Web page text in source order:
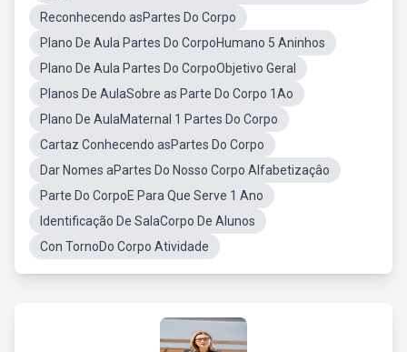
Reconhecendo asPartes Do Corpo
Plano De Aula Partes Do CorpoHumano 5 Aninhos
Plano De Aula Partes Do CorpoObjetivo Geral
Planos De AulaSobre as Parte Do Corpo 1Ao
Plano De AulaMaternal 1 Partes Do Corpo
Cartaz Conhecendo asPartes Do Corpo
Dar Nomes aPartes Do Nosso Corpo Alfabetizaçâo
Parte Do CorpoE Para Que Serve 1 Ano
Identificação De SalaCorpo De Alunos
Con TornoDo Corpo Atividade